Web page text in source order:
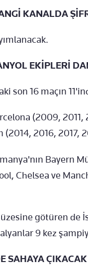
KANALDA
EKİPLERİ
son 16 maçın
(2009,
(2014, 2016, 2017,
Bayern
Chelsea ve
götüren de
9 kez
SAHAYA ÇIKACAK